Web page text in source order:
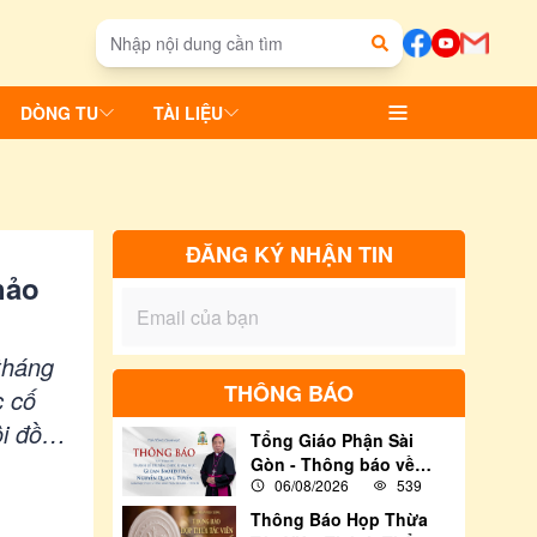
DÒNG TU TÀI LIỆU
cố
đồng
ĐĂNG KÝ NHẬN TIN
THÔNG BÁO
Tổng Giáo Phận Sài
Gòn - Thông báo về
việc tham dự Thánh lễ
Truyền chức Giám Mục
06/08/2026 539
Thông Báo Họp Thừa